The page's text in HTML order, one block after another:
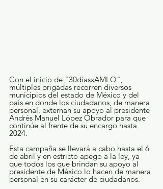
Con el inicio de "30díasxAMLO",
múltiples brigadas recorren diversos
municipios del estado de México y del
país en donde los ciudadanos, de manera
personal, externan su apoyo al presidente
Andrés Manuel López Obrador para que
continúe al frente de su encargo hasta
2024.
Esta campaña se llevará a cabo hasta el 6
de abril y en estricto apego a la ley, ya
que todos los que brindan su apoyo al
presidente de México lo hacen de manera
personal en su carácter de ciudadanos.